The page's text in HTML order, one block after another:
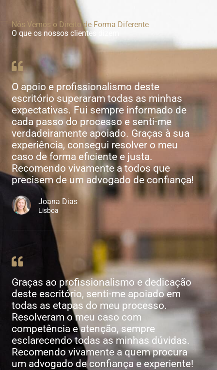
Nós Vemos o Direito de Forma Diferente
O que os nossos clientes dizem
O apoio e profissionalismo deste
escritório superaram todas as minhas
expectativas. Fui sempre informado de
cada passo do processo e senti-me
verdadeiramente apoiado. Graças à sua
experiência, consegui resolver o meu
caso de forma eficiente e justa.
Recomendo vivamente a todos que
precisem de um advogado de confiança!
Joana Dias
Lisboa
Graças ao profissionalismo e dedicação
deste escritório, senti-me apoiado em
todas as etapas do meu processo.
Resolveram o meu caso com
competência e atenção, sempre
esclarecendo todas as minhas dúvidas.
Recomendo vivamente a quem procura
um advogado de confiança e experiente!